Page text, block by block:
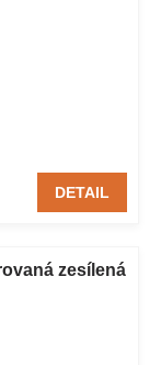
DETAIL
zesílená